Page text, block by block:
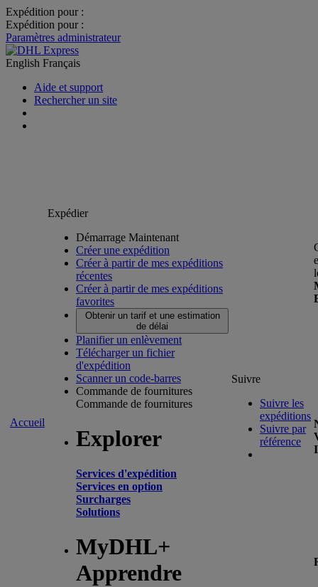
Expédition pour :
Expédition pour :
Paramètres administrateur
English Français
Aide et support
Rechercher un site
Accueil
Expédier
Démarrage Maintenant
Créer une expédition
Créer à partir de mes expéditions
récentes
Créer à partir de mes expéditions
favorites
Obtenir un tarif et une estimation
de délai
Planifier un enlèvement
Télécharger un fichier
d'expédition
Scanner un code-barres
Commande de fournitures
Commande de fournitures
Explorer
Services d'expédition
Services en option
Surcharges
Solutions
MyDHL+
Apprendre
Suivre
Suivre les
expéditions
Suivre par
référence